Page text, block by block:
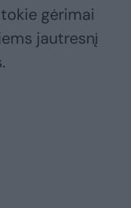
gėrimai
jautresnį